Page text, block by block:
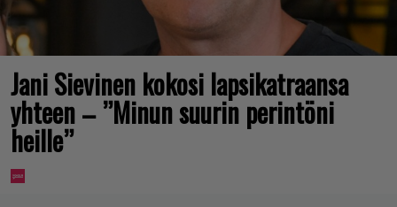
Jani Sievinen kokosi lapsikatraansa
yhteen – ”Minun suurin perintöni
heille”